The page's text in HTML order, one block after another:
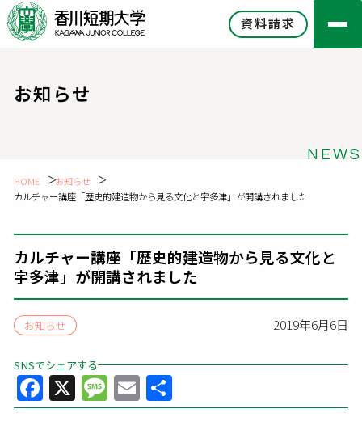
資料請求
お知らせ
NEWS
HOME
お知らせ
カルチャー講座「歴史的建造物から見る文化と宇多津」が開講されました
カルチャー講座「歴史的建造物から見る文化と
宇多津」が開講されました
お知らせ 2019年6月6日
SNSでシェアする
Facebook
X Message
Email
有